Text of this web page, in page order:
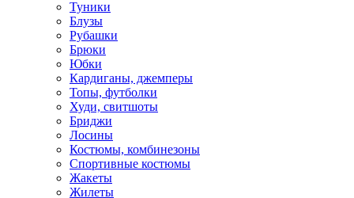
Туники
Блузы
Рубашки
Брюки
Юбки
Кардиганы, джемперы
Топы, футболки
Худи, свитшоты
Бриджи
Лосины
Костюмы, комбинезоны
Спортивные костюмы
Жакеты
Жилеты